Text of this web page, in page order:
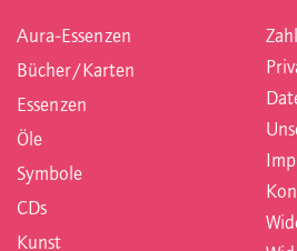
Aura-Essenzen
Bücher/Karten
Essenzen
Öle
Symbole
CDs
Kunst